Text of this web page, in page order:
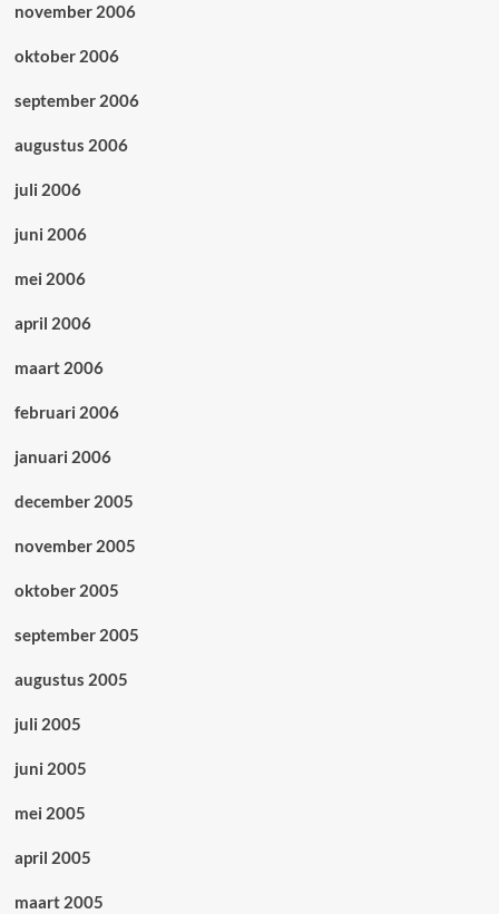
november 2006
oktober 2006
september 2006
augustus 2006
juli 2006
juni 2006
mei 2006
april 2006
maart 2006
februari 2006
januari 2006
december 2005
november 2005
oktober 2005
september 2005
augustus 2005
juli 2005
juni 2005
mei 2005
april 2005
maart 2005